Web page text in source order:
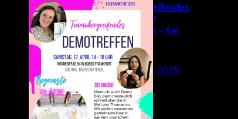
Teamübergreifendes
Stampin‘ Up!
Demotreffen – Sei
dabei!
26. Februar 2025